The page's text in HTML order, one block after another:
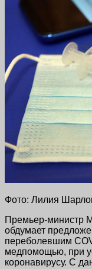
Фото: Лилия
Премьер-министр
обдумает
переболевшим
медпомощью, при
коронавирусу. С